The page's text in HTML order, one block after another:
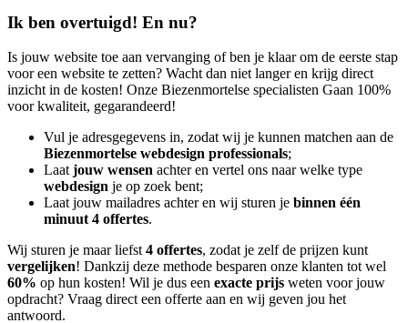
Ik ben overtuigd! En nu?
Is jouw website toe aan vervanging of ben je klaar om de eerste stap
voor een website te zetten? Wacht dan niet langer en krijg direct
inzicht in de kosten! Onze Biezenmortelse specialisten Gaan 100%
voor kwaliteit, gegarandeerd!
Vul je adresgegevens in, zodat wij je kunnen matchen aan de
Biezenmortelse webdesign professionals;
Laat jouw wensen achter en vertel ons naar welke type
webdesign je op zoek bent;
Laat jouw mailadres achter en wij sturen je binnen één
minuut 4 offertes.
Wij sturen je maar liefst 4 offertes, zodat je zelf de prijzen kunt
vergelijken! Dankzij deze methode besparen onze klanten tot wel
60% op hun kosten! Wil je dus een exacte prijs weten voor jouw
opdracht? Vraag direct een offerte aan en wij geven jou het
antwoord.